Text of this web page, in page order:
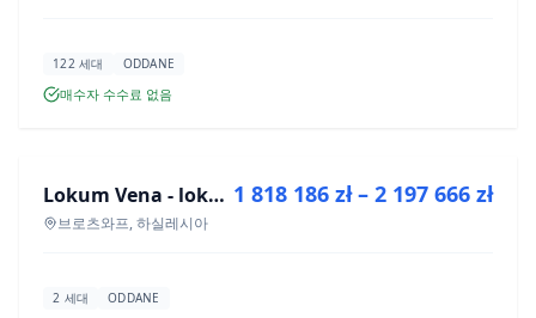
122 세대 ODDANE
매수자 수수료 없음
신규 분양 Lokum Vena - lokale użytkowe
브로츠와프, 하실레시아
1 818 186 zł – 2 197 666 zł
2 세대 ODDANE